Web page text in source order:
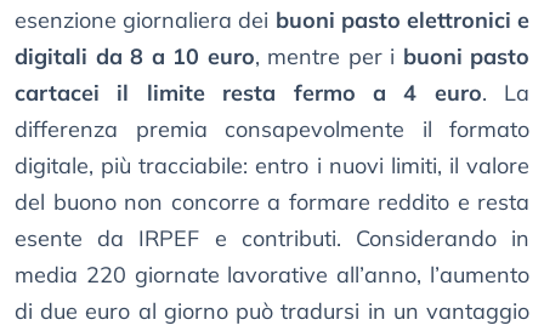
esenzione giornaliera dei buoni pasto elettronici e
digitali da 8 a 10 euro, mentre per i buoni pasto
cartacei il limite resta fermo a 4 euro. La
differenza premia consapevolmente il formato
digitale, più tracciabile: entro i nuovi limiti, il valore
del buono non concorre a formare reddito e resta
esente da IRPEF e contributi. Considerando in
media 220 giornate lavorative all’anno, l’aumento
di due euro al giorno può tradursi in un vantaggio